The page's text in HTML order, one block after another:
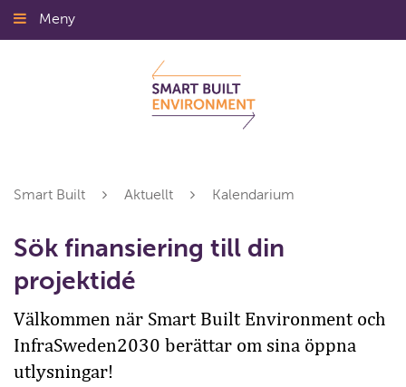
Gå
till
Meny
Smart Built Aktuellt Kalendarium
Sök finansiering till din
projektidé
Välkommen när Smart Built Environment och
InfraSweden2030 berättar om sina öppna
utlysningar!